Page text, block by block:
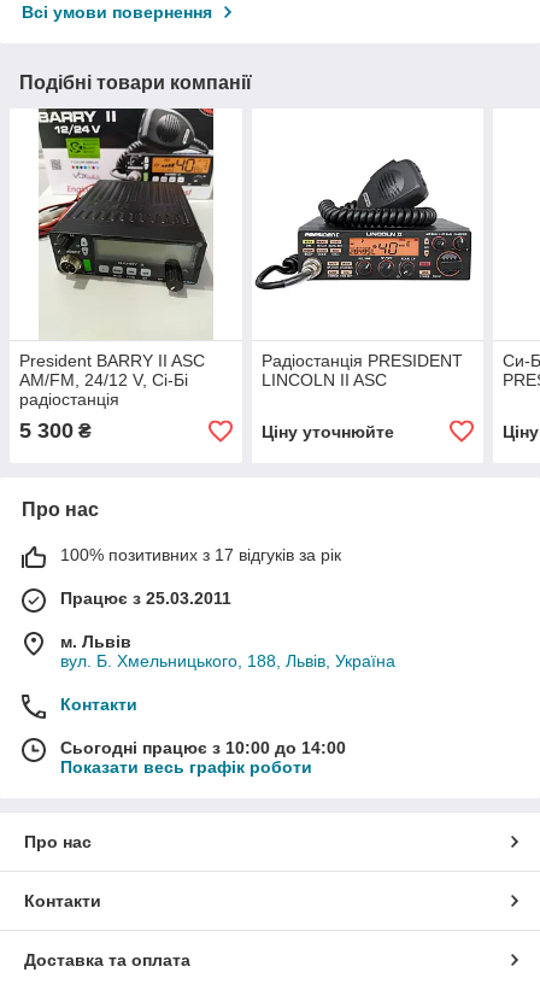
Всі умови повернення
Подібні товари компанії
President BARRY II ASC
AM/FM, 24/12 V, Сі-Бі
радіостанція
5 300 ₴
Радіостанція PRESIDENT
LINCOLN II ASC
Ціну уточнюйте
Си-
Про нас
100% позитивних з 17 відгуків за рік
Працює з 25.03.2011
м. Львів
вул. Б. Хмельницького, 188, Львів, Україна
Контакти
Сьогодні працює з 10:00 до 14:00
Показати весь графік роботи
Про нас
Контакти
Доставка та оплата